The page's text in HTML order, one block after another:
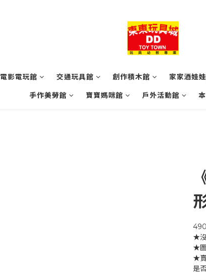
電影電玩館 交通玩具館 創作積木館 家家酒娃
手作美勞館 寶寶媽咪館 戶外活動館
★
★
★
是